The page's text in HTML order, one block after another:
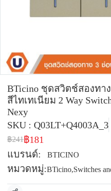
BTicino ชุดสวิตช์สองทา
สีไทเทเนียม 2 Way
Nexy
SKU : Q03LT+Q4003A_3
฿241฿181
แบรนด์:
BTICINO
หมวดหมู่:BTicino,Switches